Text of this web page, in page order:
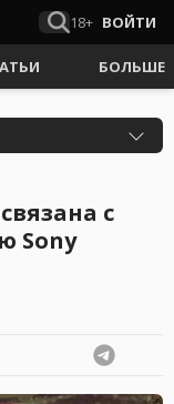
18+ ВОЙТИ
БОЛЬШЕ
с
Sony